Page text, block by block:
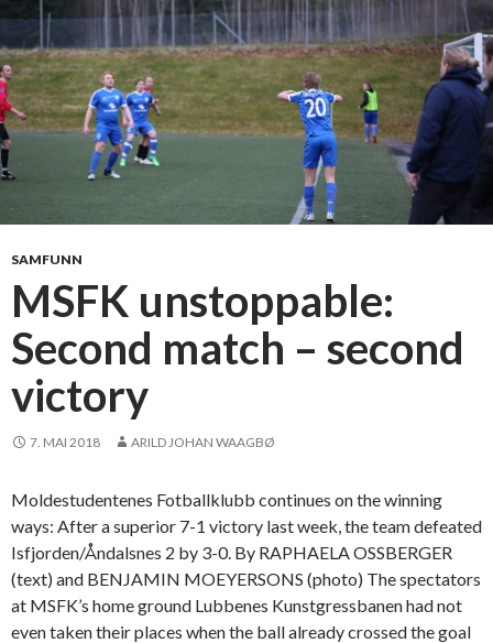
3
i
s
e
s
o
d
b
u
e
n
SAMFUNN
MSFK unstoppable:
Second match – second
victory
7. MAI 2018 ARILD JOHAN WAAGBØ
Moldestudentenes Fotballklubb continues on the winning
ways: After a superior 7-1 victory last week, the team defeated
Isfjorden/Åndalsnes 2 by 3-0. By RAPHAELA OSSBERGER
(text) and BENJAMIN MOEYERSONS (photo) The spectators
at MSFK’s home ground Lubbenes Kunstgressbanen had not
even taken their places when the ball already crossed the goal